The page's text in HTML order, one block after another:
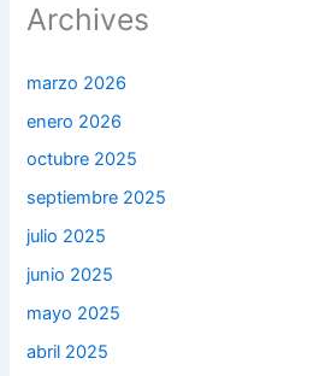
Archives
marzo 2026
enero 2026
octubre 2025
septiembre 2025
julio 2025
junio 2025
mayo 2025
abril 2025